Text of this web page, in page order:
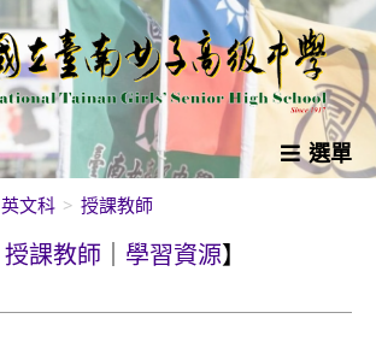
選單
英文科 > 授課教師
授課教師 學習資源】